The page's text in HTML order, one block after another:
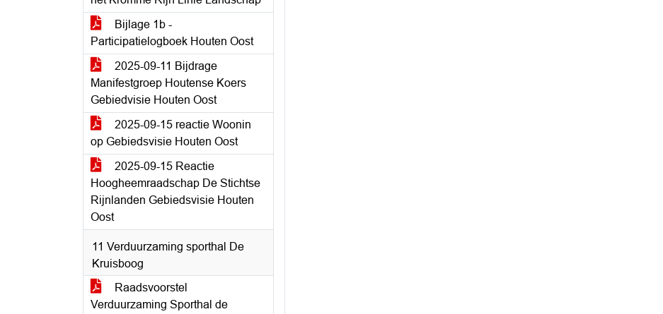
Bijlage 1b -
Participatielogboek Houten Oost
2025-09-11 Bijdrage
Manifestgroep Houtense Koers
Gebiedvisie Houten Oost
2025-09-15 reactie Woonin
op Gebiedsvisie Houten Oost
2025-09-15 Reactie
Hoogheemraadschap De Stichtse
Rijnlanden Gebiedsvisie Houten
Oost
11 Verduurzaming sporthal De
Kruisboog
Raadsvoorstel
Verduurzaming Sporthal de